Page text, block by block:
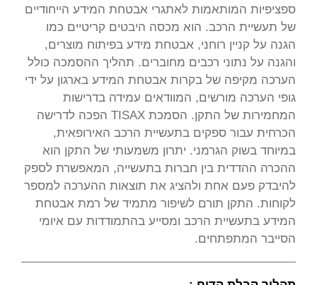
ספציפיות המותאמות לאתגרי אבטחת המידע הייחודיים
של תעשיית הרכב. הוא מכסה היבטים קריטיים כמו
הגנה על קניין רוחני, אבטחת מידע בפיתוח מוצרים,
והגנה על נתוני רכבים מחוברים. תהליך ההסמכה כולל
הערכה מקיפה של בקרות אבטחת המידע בארגון על ידי
גופי הערכה מורשים, המוודאים עמידה בדרישות
המחמירות של התקן. הסמכת TISAX הפכה לדרישה
הכרחית עבור ספקים בתעשיית הרכב האירופאית,
במיוחד בשוק הגרמני. יתרון משמעותי של התקן הוא
ההכרה ההדדית בין חברות בתעשייה, המאפשרת לספק
להיבדק פעם אחת ולהציג את תוצאות ההערכה למספר
לקוחות. התקן תורם לשיפור מתמיד של רמת אבטחת
המידע בתעשיית הרכב ומסייע בהתמודדות עם איומי
הסייבר המתפתחים.